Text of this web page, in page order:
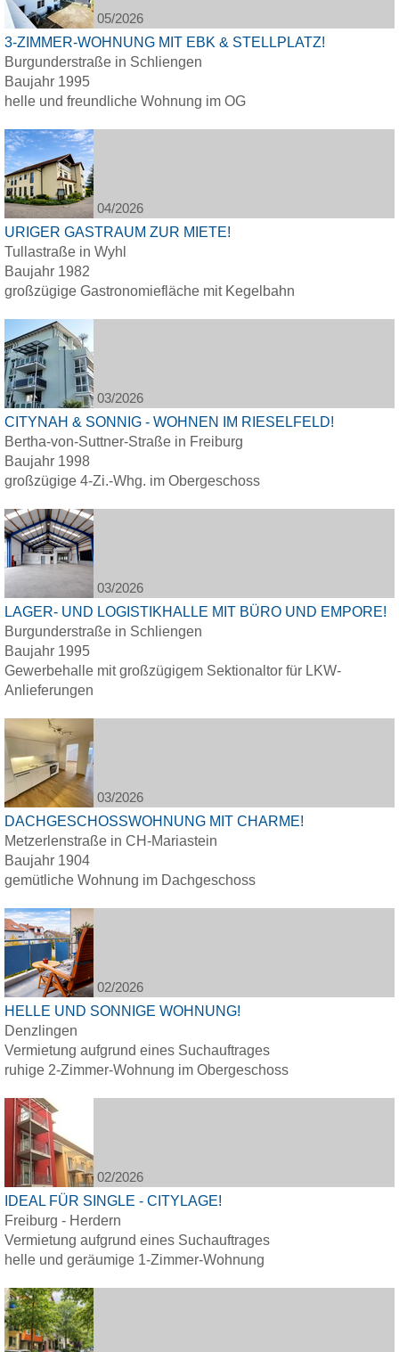
05/2026
3-ZIMMER-WOHNUNG MIT EBK & STELLPLATZ!
Burgunderstraße in Schliengen
Baujahr 1995
helle und freundliche Wohnung im OG
04/2026
URIGER GASTRAUM ZUR MIETE!
Tullastraße in Wyhl
Baujahr 1982
großzügige Gastronomiefläche mit Kegelbahn
03/2026
CITYNAH & SONNIG - WOHNEN IM RIESELFELD!
Bertha-von-Suttner-Straße in Freiburg
Baujahr 1998
großzügige 4-Zi.-Whg. im Obergeschoss
03/2026
LAGER- UND LOGISTIKHALLE MIT BÜRO UND EMPORE!
Burgunderstraße in Schliengen
Baujahr 1995
Gewerbehalle mit großzügigem Sektionaltor für LKW-
Anlieferungen
03/2026
DACHGESCHOSSWOHNUNG MIT CHARME!
Metzerlenstraße in CH-Mariastein
Baujahr 1904
gemütliche Wohnung im Dachgeschoss
02/2026
HELLE UND SONNIGE WOHNUNG!
Denzlingen
Vermietung aufgrund eines Suchauftrages
ruhige 2-Zimmer-Wohnung im Obergeschoss
02/2026
IDEAL FÜR SINGLE - CITYLAGE!
Freiburg - Herdern
Vermietung aufgrund eines Suchauftrages
helle und geräumige 1-Zimmer-Wohnung